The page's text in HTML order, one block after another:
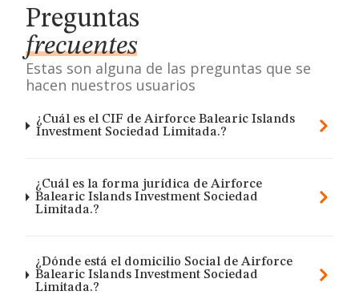
Preguntas
frecuentes
Estas son alguna de las preguntas que se
hacen nuestros usuarios
¿Cuál es el CIF de Airforce Balearic Islands
Investment Sociedad Limitada.?
¿Cuál es la forma jurídica de Airforce
Balearic Islands Investment Sociedad
Limitada.?
¿Dónde está el domicilio Social de Airforce
Balearic Islands Investment Sociedad
Limitada.?